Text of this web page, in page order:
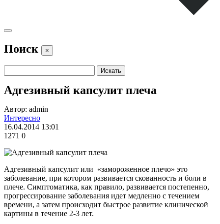
Поиск ×
Адгезивный капсулит плеча
Автор: admin
Интересно
16.04.2014 13:01
1271 0
Адгезивный капсулит или «замороженное плечо» это
заболевание, при котором развивается скованность и боли в
плече. Симптоматика, как правило, развивается постепенно,
прогрессирование заболевания идет медленно с течением
времени, а затем происходит быстрое развитие клинической
картины в течение 2-3 лет.